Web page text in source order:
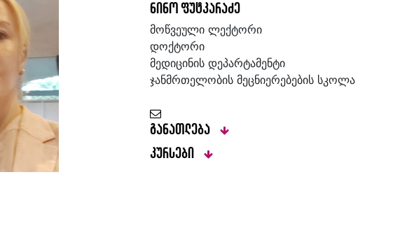
ნინო ფუტკარაძე
მოწვეული ლექტორი
დოქტორი
მედიცინის დეპარტამენტი
ჯანმრთელობის მეცნიერებების სკოლა
განათლება
კურსები